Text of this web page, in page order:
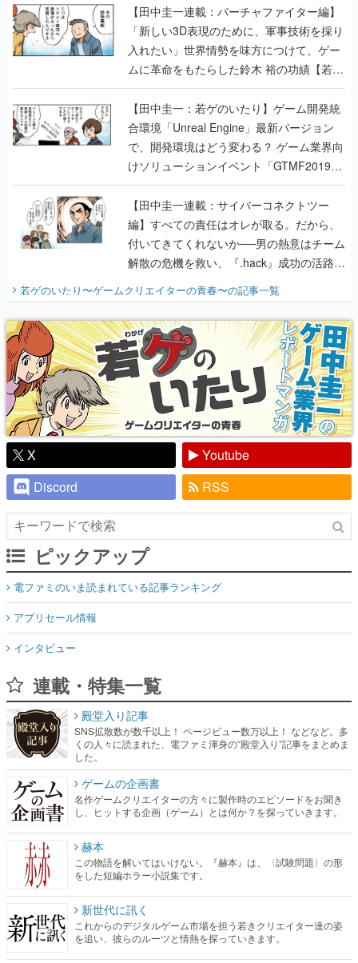
【田中圭一連載：バーチャファイター編】
「新しい3D表現のために、軍事技術を採り
入れたい」世界情勢を味方につけて、ゲー
ムに革命をもたらした鈴木 裕の功績【若ゲ
のいたり】
【田中圭一：若ゲのいたり】ゲーム開発統
合環境「Unreal Engine」最新バージョン
で、開発環境はどう変わる？ ゲーム業界向
けソリューションイベント「GTMF2019」
に行って、より理解を深めよう【PR】
【田中圭一連載：サイバーコネクトツー
編】すべての責任はオレが取る。だから、
付いてきてくれないか──男の熱意はチーム
解散の危機を救い、『.hack』成功の活路を
『少年ジャンプ』色だった【若ゲのいた
り】
若ゲのいたり〜ゲームクリエイターの青春〜の記事一覧
X
Youtube
Discord
RSS
ピックアップ
電ファミのいま読まれている記事ランキング
アプリセール情報
インタビュー
連載・特集一覧
殿堂入り記事
SNS拡散数が数千以上！ ページビュー数万以上！ などなど。多
くの人々に読まれた、電ファミ渾身の“殿堂入り”記事をまとめま
した。
ゲームの企画書
名作ゲームクリエイターの方々に製作時のエピソードをお聞き
し、ヒットする企画（ゲーム）とは何か？を探っていきます。
赫本
この物語を解いてはいけない。『赫本』は、〈試験問題〉の形
をした短編ホラー小説集です。
新世代に訊く
これからのデジタルゲーム市場を担う若きクリエイター達の姿
を追い、彼らのルーツと情熱を探っていきます。